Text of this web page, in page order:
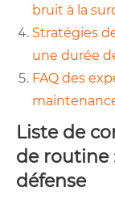
bruit à la
Stratégies
une durée
FAQ des
Liste de
de routine
défense